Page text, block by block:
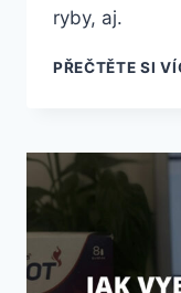
ryby, aj.
PŘEČTĚTE SI